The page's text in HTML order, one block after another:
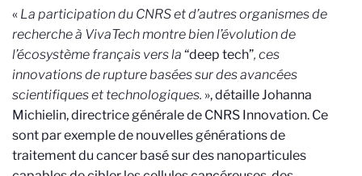
« La participation du CNRS et d’autres organismes de
recherche à VivaTech montre bien l’évolution de
l’écosystème français vers la “deep tech”, ces
innovations de rupture basées sur des avancées
scientifiques et technologiques. », détaille Johanna
Michielin, directrice générale de CNRS Innovation. Ce
sont par exemple de nouvelles générations de
traitement du cancer basé sur des nanoparticules